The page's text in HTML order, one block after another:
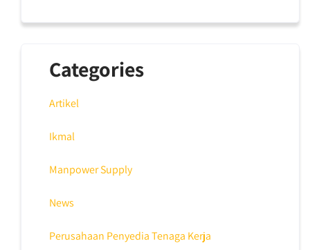
Categories
Artikel
Ikmal
Manpower Supply
News
Perusahaan Penyedia Tenaga Kerja